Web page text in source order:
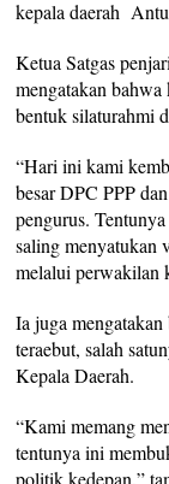
kepala daerah
Ketua Satgas
mengatakan
bentuk silaturahmi
“Hari ini kami
besar DPC PPP
pengurus.
saling menyatukan
melalui perwakilan
Ia juga
teraebut, salah
Kepala Daerah.
“Kami memang
tentunya ini
politik kedepan,”